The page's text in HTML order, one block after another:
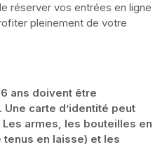
réserver vos entrées en ligne
pleinement de votre
ans doivent être
Une carte d’identité peut
Les armes, les bouteilles en
en laisse) et les